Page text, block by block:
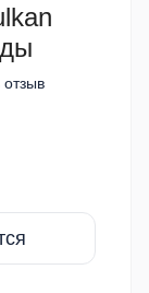
отзыв